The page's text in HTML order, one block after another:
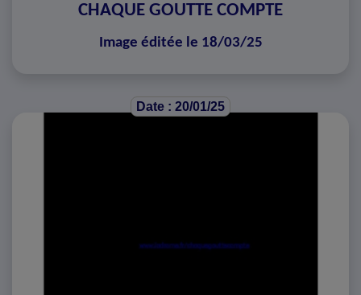
CHAQUE GOUTTE COMPTE
Image éditée le 18/03/25
Date : 20/01/25